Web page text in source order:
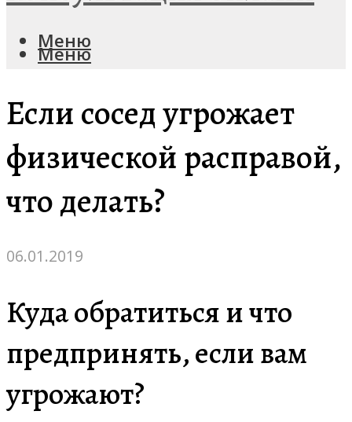
Меню
Меню
Если сосед угрожает
физической расправой,
что делать?
06.01.2019
Куда обратиться и что
предпринять, если вам
угрожают?